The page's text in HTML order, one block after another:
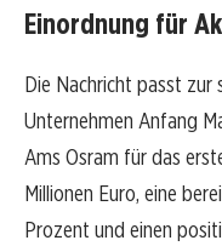
Einordnung für
Die Nachricht passt zur
Unternehmen Anfang
Ams Osram für das
Millionen Euro, eine
Prozent und einen